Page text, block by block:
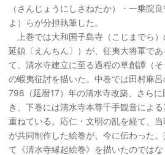
（さんじょうにしさねたか）・一乗院
よ）らが分担執筆した。
上巻では大和国子島寺（こじまでら
延鎮〔えんちん〕）が、征夷大将軍で
て、清水寺建立に至る過程の草創譚（
の蝦夷征討を描いた。中巻では田村麻呂
798（延暦17）年の清水寺改築、さら
き、下巻には清水寺本尊千手観音によ
重ねている。応仁・文明の乱を経て、
が共同制作した絵巻が、今に伝わった
て《清水寺縁起絵巻》を描いたのでは